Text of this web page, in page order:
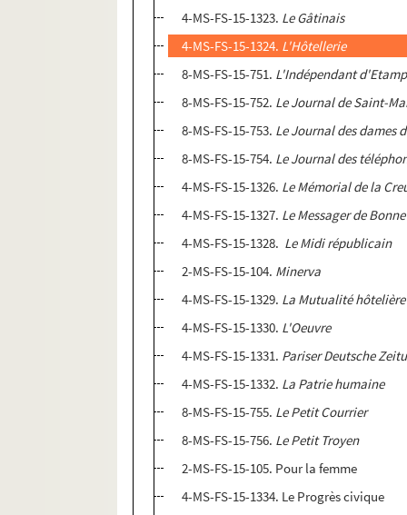
4-MS-FS-15-1323. Le Gâtinais
4-MS-FS-15-1324. L'Hôtellerie
8-MS-FS-15-751. L'Indépendant
8-MS-FS-15-752. Le Journal de Saint-
8-MS-FS-15-753. Le Journal des dames
8-MS-FS-15-754. Le Journal des
4-MS-FS-15-1326. Le Mémorial de la
4-MS-FS-15-1327. Le Messager de
4-MS-FS-15-1328. Le Midi républicain
2-MS-FS-15-104. Minerva
4-MS-FS-15-1329. La Mutualité hôtelière
4-MS-FS-15-1330. L'Oeuvre
4-MS-FS-15-1331. Pariser Deutsche
4-MS-FS-15-1332. La Patrie humaine
8-MS-FS-15-755. Le Petit Courrier
8-MS-FS-15-756. Le Petit Troyen
2-MS-FS-15-105. Pour la femme
4-MS-FS-15-1334. Le Progrès civique